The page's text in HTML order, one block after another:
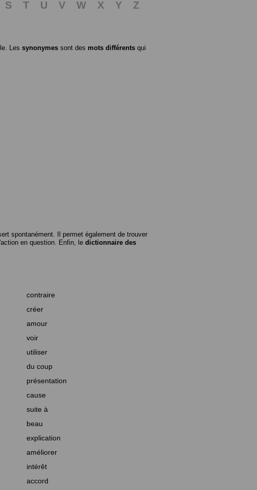
S T U V W X Y
Z
Les synonymes sont des mots différents qui
spontanément. Il permet également de trouver
en question. Enfin, le dictionnaire des
contraire
créer
amour
voir
utiliser
du coup
présentation
cause
suite à
beau
explication
améliorer
intérêt
accord